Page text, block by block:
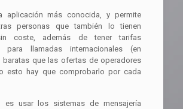
aplicación más conocida, y permite
personas que también lo tienen
coste, además de tener tarifas
para llamadas internacionales (en
baratas que las ofertas de operadores
esto hay que comprobarlo por cada
es usar los sistemas de mensajería